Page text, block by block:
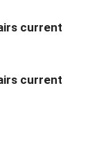
current
current